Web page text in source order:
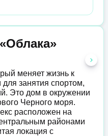
меняет жизнь к
занятия спортом,
Это дом в окружении
Черного моря.
расположен на
районами
локация с